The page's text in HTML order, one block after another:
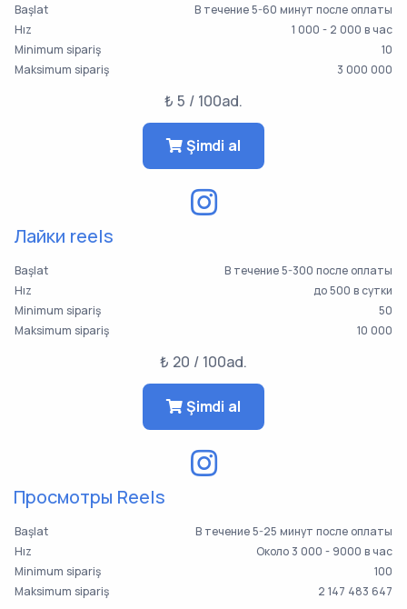
Başlat
В течение 5-60 минут после оплаты
Hız
1 000 - 2 000 в час
Minimum sipariş
10
Maksimum sipariş
3 000 000
₺ 5 / 100ad.
Şimdi al
Лайки reels
Başlat
В течение 5-300 после оплаты
Hız
до 500 в сутки
Minimum sipariş
50
Maksimum sipariş
10 000
₺ 20 / 100ad.
Şimdi al
Просмотры Reels
Başlat
В течение 5-25 минут после оплаты
Hız
Около 3 000 - 9000 в час
Minimum sipariş
100
Maksimum sipariş
2 147 483 647